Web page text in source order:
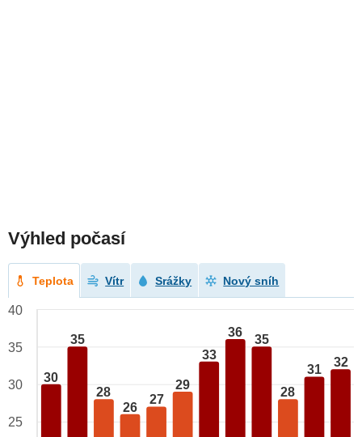
Výhled počasí
Teplota Vítr Srážky Nový sníh
30
35
28
26
27
29
33
36
35
28
31
32
40
35
30
25